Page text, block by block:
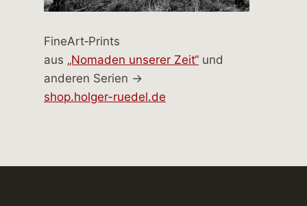
FineArt‑Prints
aus „Nomaden unserer Zeit“ und
anderen Serien →
shop.holger-ruedel.de